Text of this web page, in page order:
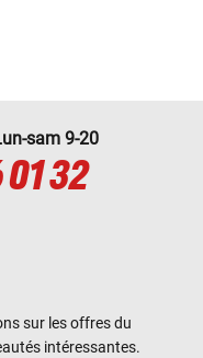
sam 9-20
01 32
sur les offres du
intéressantes.